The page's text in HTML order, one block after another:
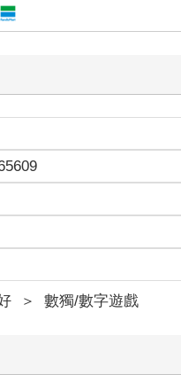
＞ 數獨/數字遊戲